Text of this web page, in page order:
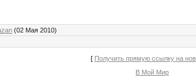
(02 Мая 2010)
[ Получить прямую ссылку на
В Мой Мир